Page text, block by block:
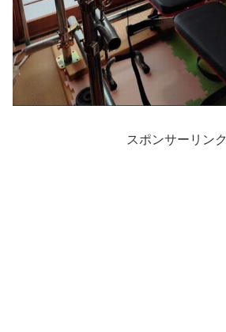
スポンサーリンク